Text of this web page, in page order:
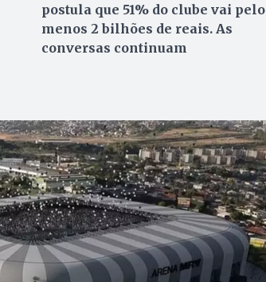
postula que 51% do clube vai pelo
menos 2 bilhões de reais. As
conversas continuam